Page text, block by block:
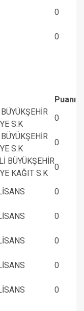
0
0
Puanı
S.K
0
S.K
0
BÜYÜKŞEHİR
KAĞIT S.K
0
0
0
0
0
0